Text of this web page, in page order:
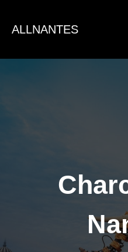
contenu
ALLNANTES